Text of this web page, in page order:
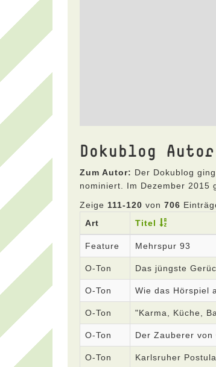
Dokublog
Zum Autor: Der Dokublog
nominiert. Im Dezember 2015
Zeige 111-120 von 706
Art
Titel
Feature Mehrspur 93
O-Ton Das jüngste
O-Ton Wie das Hörspiel
O-Ton "Karma, Küche,
O-Ton Der Zauberer von
O-Ton Karlsruher